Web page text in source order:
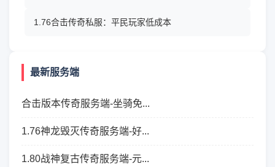
1.76合击传奇私服：平民玩家低成本
最新服务端
合击版本传奇服务端-坐骑免...
1.76神龙毁灭传奇服务端-好...
1.80战神复古传奇服务端-元...